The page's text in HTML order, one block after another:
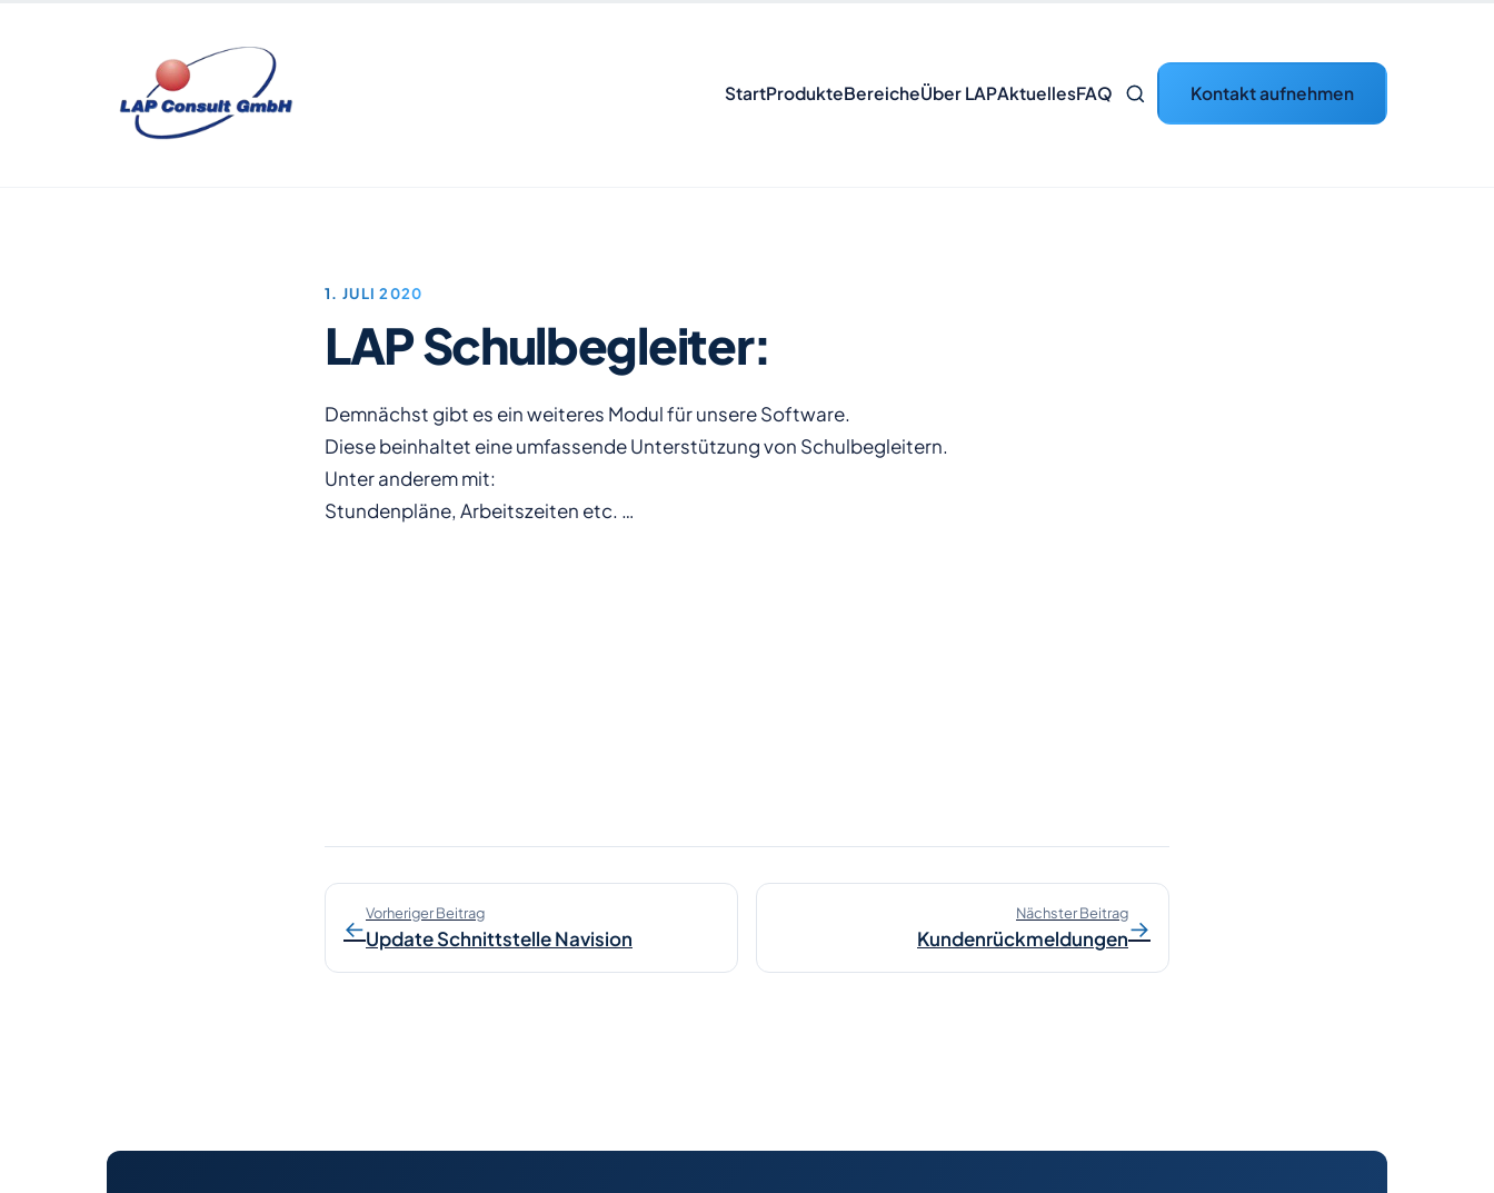
StartProdukteBereicheÜber LAPAktuellesFAQ Kontakt aufnehmen
1. JULI 2020
LAP Schulbegleiter:
Demnächst gibt es ein weiteres Modul für unsere Software.
Diese beinhaltet eine umfassende Unterstützung von Schulbegleitern.
Unter anderem mit:
Stundenpläne, Arbeitszeiten etc. …
←Vorheriger Beitrag
Update Schnittstelle Navision
Nächster Beitrag
Kundenrückmeldungen→